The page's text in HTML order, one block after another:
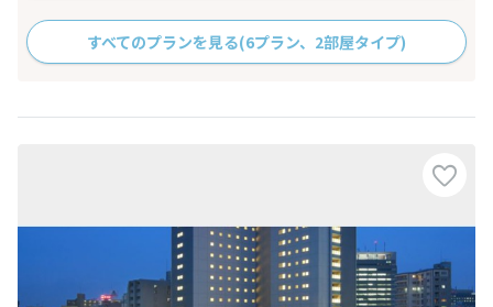
すべてのプランを見る(6プラン、2部屋タイプ)